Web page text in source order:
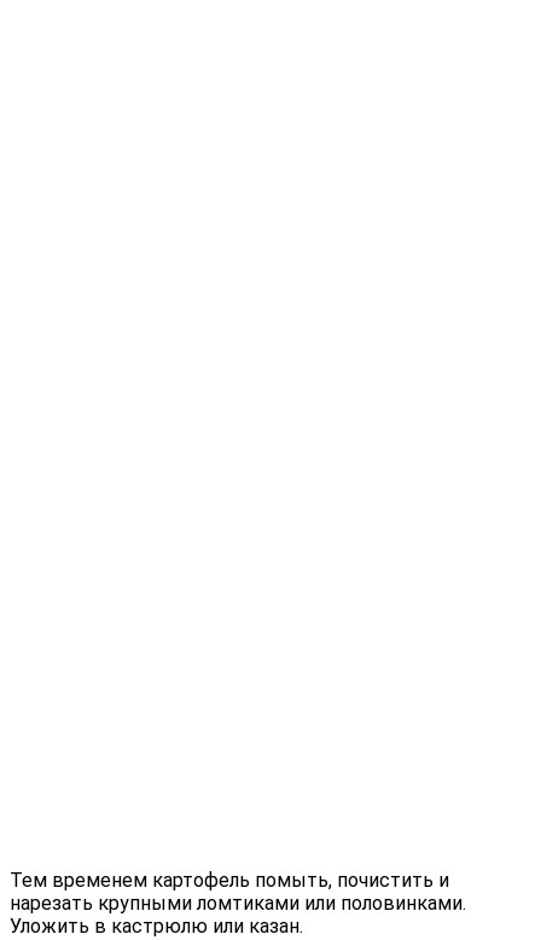
Тем временем картофель помыть, почистить и
нарезать крупными ломтиками или половинками.
Уложить в кастрюлю или казан.